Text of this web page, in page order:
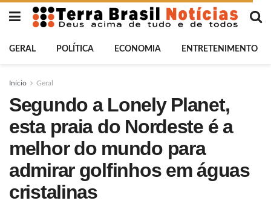
GERAL POLÍTICA ECONOMIA ENTRETENIMENTO
Início Geral
Segundo a Lonely Planet,
esta praia do Nordeste é a
melhor do mundo para
admirar golfinhos em águas
cristalinas